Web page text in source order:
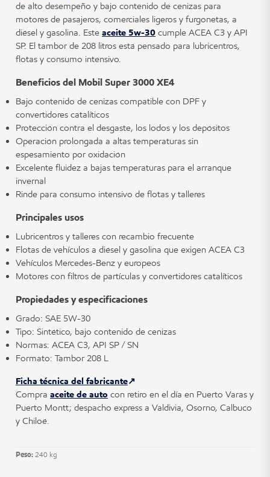
de alto desempeño y bajo contenido de cenizas para
motores de pasajeros, comerciales ligeros y furgonetas, a
diésel y gasolina. Este aceite 5w-30 cumple ACEA C3 y API
SP. El tambor de 208 litros está pensado para lubricentros,
flotas y consumo intensivo.
Beneficios del Mobil Super 3000 XE4
Bajo contenido de cenizas compatible con DPF y
convertidores catalíticos
Protección contra el desgaste, los lodos y los depósitos
Operación prolongada a altas temperaturas sin
espesamiento por oxidación
Excelente fluidez a bajas temperaturas para el arranque
invernal
Rinde para consumo intensivo de flotas y talleres
Principales usos
Lubricentros y talleres con recambio frecuente
Flotas de vehículos a diésel y gasolina que exigen ACEA C3
Vehículos Mercedes-Benz y europeos
Motores con filtros de partículas y convertidores catalíticos
Propiedades y especificaciones
Grado: SAE 5W-30
Tipo: Sintético, bajo contenido de cenizas
Normas: ACEA C3, API SP / SN
Formato: Tambor 208 L
Ficha técnica del fabricante
Compra aceite de auto con retiro en el día en Puerto Varas y
Puerto Montt; despacho express a Valdivia, Osorno, Calbuco
y Chiloé.
Peso: 240 kg